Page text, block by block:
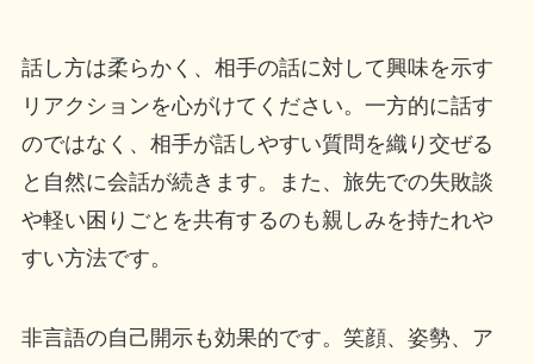
話し方は柔らかく、相手の話に対して興味を示す
リアクションを心がけてください。一方的に話す
のではなく、相手が話しやすい質問を織り交ぜる
と自然に会話が続きます。また、旅先での失敗談
や軽い困りごとを共有するのも親しみを持たれや
すい方法です。
非言語の自己開示も効果的です。笑顔、姿勢、ア